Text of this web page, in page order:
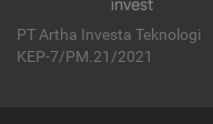
PT Artha Investa Teknologi
KEP-7/PM.21/2021